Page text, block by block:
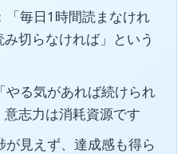
「毎日1時間読まなけれ
切らなければ」という
やる気があれば続けられ
志力は消耗資源です
が見えず、達成感も得ら